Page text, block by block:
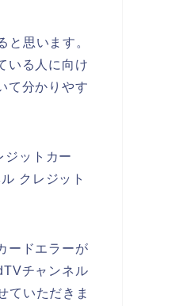
と思います。
いる人に向け
て分かりやす
ジットカー
クレジット
ードエラーが
チャンネル
ていただきま